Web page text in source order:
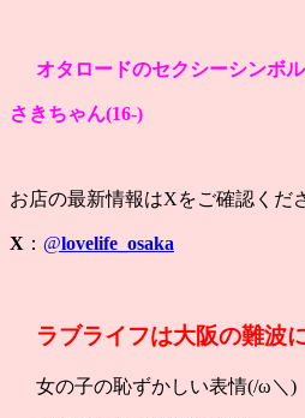
オタロードのセクシーシンボル
さきちゃん(16-)
お店の最新情報はXをご確認くだ
X ： @lovelife_osaka
ラブライフは大阪の難波
女の子の恥ずかしい表情(/ω＼)